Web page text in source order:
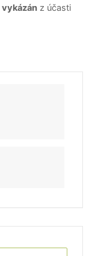
vykázán z účasti